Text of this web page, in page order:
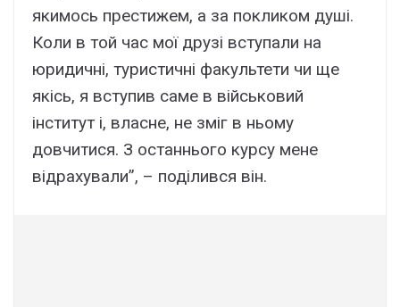
якимось престижем, а за покликом душі.
Коли в той час мої друзі вступали на
юридичні, туристичні факультети чи ще
якісь, я вступив саме в військовий
інститут і, власне, не зміг в ньому
довчитися. З останнього курсу мене
відрахували”, – поділився він.